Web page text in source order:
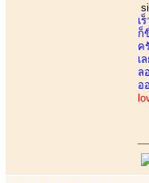
เ
ก็
ค
เ
ล
อ